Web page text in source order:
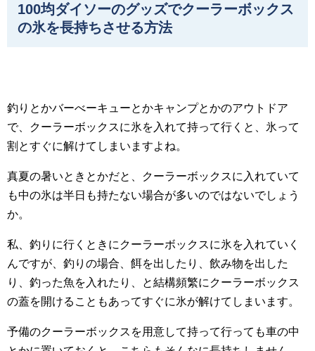
100均ダイソーのグッズでクーラーボックス
の氷を長持ちさせる方法
釣りとかバーべーキューとかキャンプとかのアウトドア
で、クーラーボックスに氷を入れて持って行くと、氷って
割とすぐに解けてしまいますよね。
真夏の暑いときとかだと、クーラーボックスに入れていて
も中の氷は半日も持たない場合が多いのではないでしょう
か。
私、釣りに行くときにクーラーボックスに氷を入れていく
んですが、釣りの場合、餌を出したり、飲み物を出した
り、釣った魚を入れたり、と結構頻繁にクーラーボックス
の蓋を開けることもあってすぐに氷が解けてしまいます。
予備のクーラーボックスを用意して持って行っても車の中